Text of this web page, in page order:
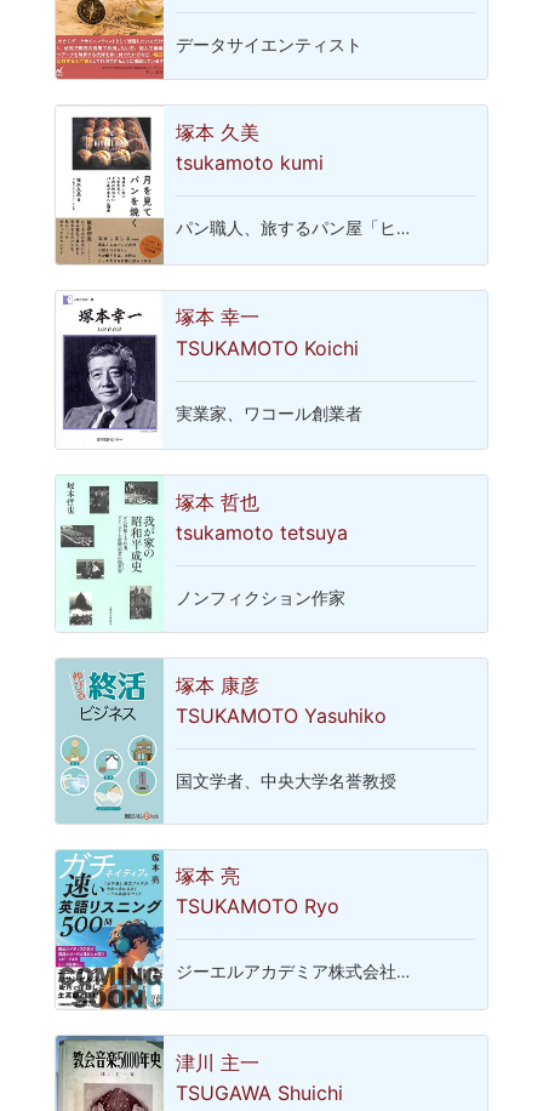
データサイエンティスト
塚本 久美
tsukamoto kumi
パン職人、旅するパン屋「ヒ…
塚本 幸一
TSUKAMOTO Koichi
実業家、ワコール創業者
塚本 哲也
tsukamoto tetsuya
ノンフィクション作家
塚本 康彦
TSUKAMOTO Yasuhiko
国文学者、中央大学名誉教授
塚本 亮
TSUKAMOTO Ryo
ジーエルアカデミア株式会社…
津川 主一
TSUGAWA Shuichi